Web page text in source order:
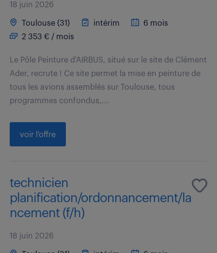
18 juin 2026
Toulouse (31) intérim
6 mois
2 353 € / mois
Le Pôle Peinture d'AIRBUS, situé sur le site de Clément
Ader, recrute ! Ce site permet la mise en peinture de
tous les avions assemblés sur Toulouse, tous
programmes confondus,...
voir l'offre
technicien
planification/ordonnancement/la
ncement (f/h)
18 juin 2026